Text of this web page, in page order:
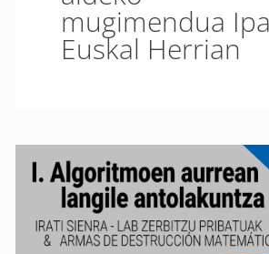
mugimendua
Euskal Herrian